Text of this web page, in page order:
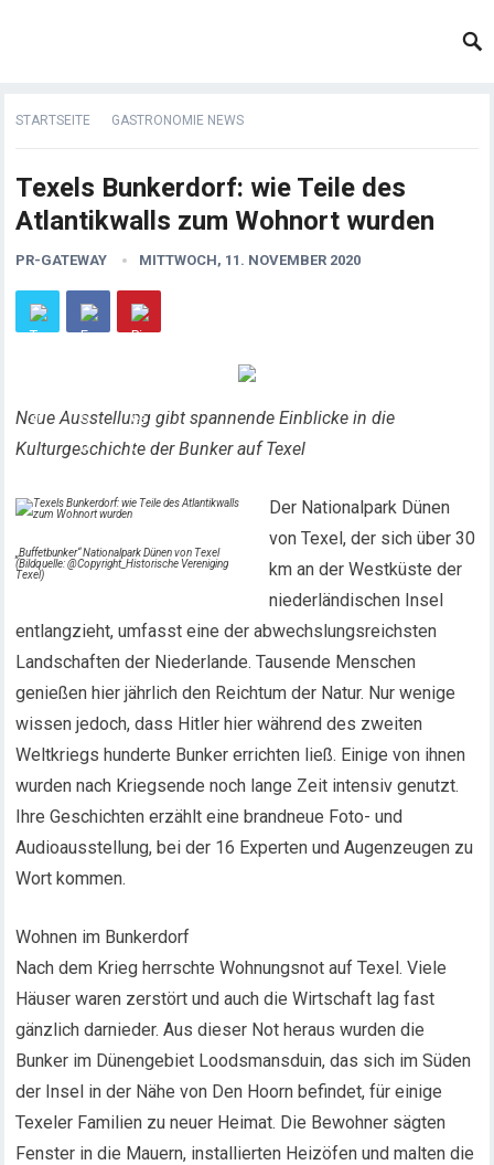
STARTSEITE GASTRONOMIE NEWS
Texels Bunkerdorf: wie Teile des
Atlantikwalls zum Wohnort wurden
PR-GATEWAY MITTWOCH, 11. NOVEMBER 2020
Neue Ausstellung gibt spannende Einblicke in die
Kulturgeschichte der Bunker auf Texel
„Buffetbunker“ Nationalpark Dünen von Texel
(Bildquelle: @Copyright_Historische Vereniging
Texel)
Der Nationalpark Dünen
von Texel, der sich über 30
km an der Westküste der
niederländischen Insel
entlangzieht, umfasst eine der abwechslungsreichsten
Landschaften der Niederlande. Tausende Menschen
genießen hier jährlich den Reichtum der Natur. Nur wenige
wissen jedoch, dass Hitler hier während des zweiten
Weltkriegs hunderte Bunker errichten ließ. Einige von ihnen
wurden nach Kriegsende noch lange Zeit intensiv genutzt.
Ihre Geschichten erzählt eine brandneue Foto- und
Audioausstellung, bei der 16 Experten und Augenzeugen zu
Wort kommen.
Wohnen im Bunkerdorf
Nach dem Krieg herrschte Wohnungsnot auf Texel. Viele
Häuser waren zerstört und auch die Wirtschaft lag fast
gänzlich darnieder. Aus dieser Not heraus wurden die
Bunker im Dünengebiet Loodsmansduin, das sich im Süden
der Insel in der Nähe von Den Hoorn befindet, für einige
Texeler Familien zu neuer Heimat. Die Bewohner sägten
Fenster in die Mauern, installierten Heizöfen und malten die